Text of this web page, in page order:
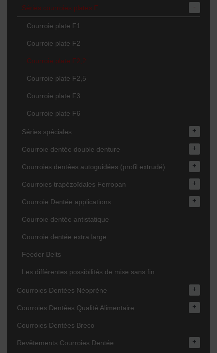
Séries courroies plates F -
Courroie plate F1
Courroie plate F2
Courroie plate F2,2
Courroie plate F2,5
Courroie plate F3
Courroie plate F6
Séries spéciales +
Courroie dentée double denture +
Courroies dentées autoguidées (profil extrudé) +
Courroies trapézoïdales Ferropan +
Courroie Dentée applications +
Courroie dentée antistatique
Courroie dentée extra large
Feeder Belts
Les différentes possibilités de mise sans fin
Courroies Dentées Néoprène +
Courroies Dentées Qualité Alimentaire +
Courroies Dentées Breco
Revêtements Courroies Dentée +